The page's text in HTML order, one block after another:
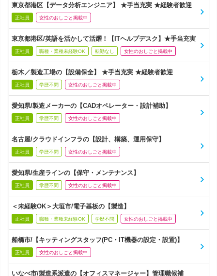
東京都港区【データ分析エンジニア】 ★手当充実 ★経験者歓迎
正社員 女性のおしごと掲載中
東京都港区/英語を活かして活躍！【ITヘルプデスク】★手当充実
正社員 職種・業種未経験OK 転勤なし 女性のおしごと掲載中
栃木／製造工場の【設備保全】 ★手当充実 ★経験者歓迎
正社員 学歴不問 女性のおしごと掲載中
愛知県/製造メーカーの【CADオペレーター・設計補助】
正社員 学歴不問 女性のおしごと掲載中
名古屋/クラウドインフラの【設計、構築、運用保守】
正社員 学歴不問 女性のおしごと掲載中
愛知県/生産ラインの【保守・メンテナンス】
正社員 学歴不問 女性のおしごと掲載中
＜未経験OK＞大垣市/電子基板の【製造】
正社員 職種・業種未経験OK 学歴不問 女性のおしごと掲載中
船橋市/【キッティングスタッフ(PC・IT機器の設定・設置)】
正社員 女性のおしごと掲載中
いなべ市/製造系派遣の【オフィスマネージャー】管理職候補